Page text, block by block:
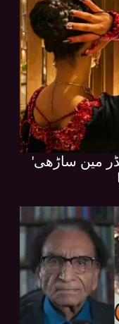
مین ساڑھی'